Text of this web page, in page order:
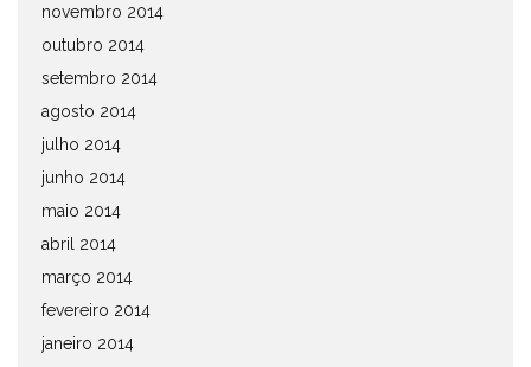
novembro 2014
outubro 2014
setembro 2014
agosto 2014
julho 2014
junho 2014
maio 2014
abril 2014
março 2014
fevereiro 2014
janeiro 2014